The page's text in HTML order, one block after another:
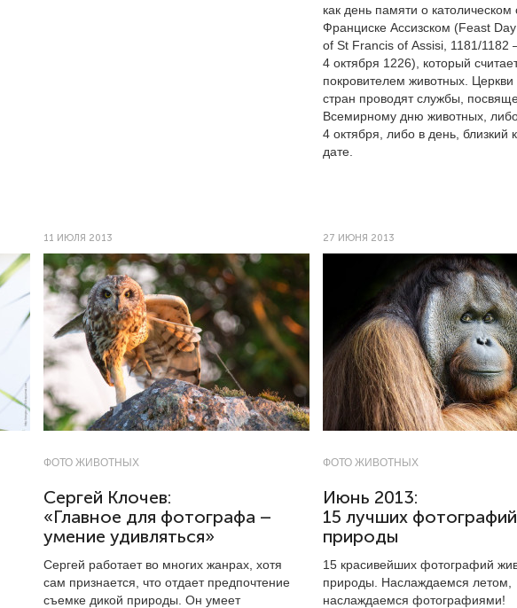
как день памяти о католическом
Франциске Ассизском (Feast Day
of St Francis of Assisi, 1181/1182
4 октября 1226), который
покровителем животных. Церкви
стран проводят службы,
Всемирному дню животных,
4 октября, либо в день, близкий
дате.
11 ИЮЛЯ 2013
ФОТО ЖИВОТНЫХ
Сергей Клочев:
«Главное для фотографа –
умение удивляться»
Сергей работает во многих жанрах, хотя
сам признается, что отдает предпочтение
съемке дикой природы. Он умеет
27 ИЮНЯ 2013
ФОТО ЖИВОТНЫХ
Июнь 2013:
15 лучших фотографий
природы
15 красивейших фотографий
природы. Наслаждаемся летом,
наслаждаемся фотографиями!